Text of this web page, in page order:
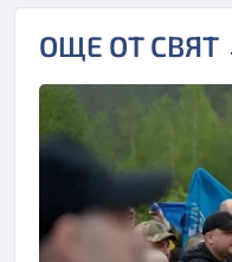
ОЩЕ ОТ СВЯТ